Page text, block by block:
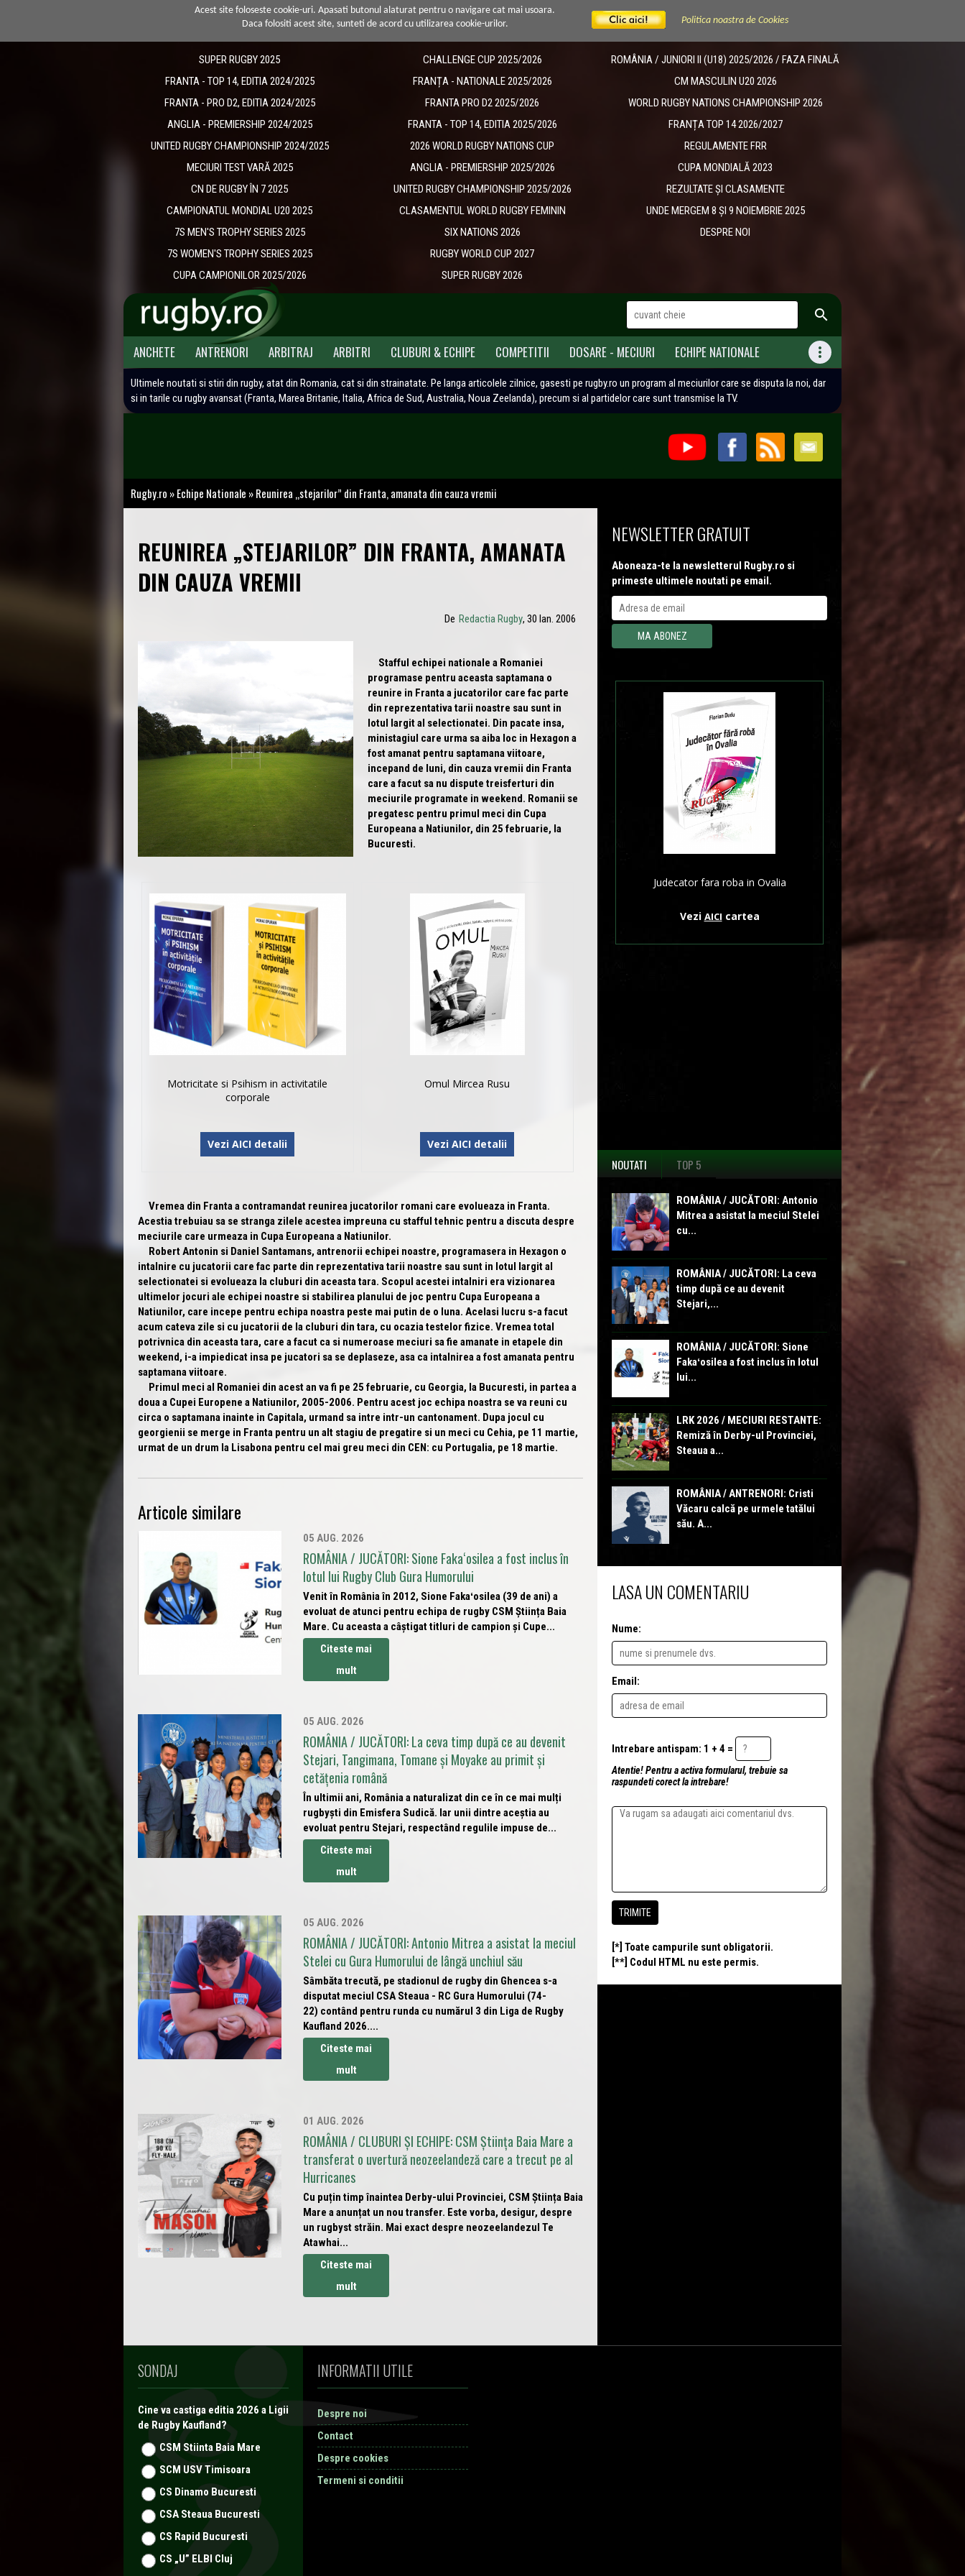
Politica noastra de Cookies
Acest site foloseste cookie-uri. Apasati butonul alaturat pentru o navigare cat mai usoara.
Daca folositi acest site, sunteti de acord cu utilizarea cookie-urilor.
SUPER RUGBY 2025
FRANTA - TOP 14, EDITIA 2024/2025
FRANTA - PRO D2, EDITIA 2024/2025
ANGLIA - PREMIERSHIP 2024/2025
UNITED RUGBY CHAMPIONSHIP 2024/2025
MECIURI TEST VARĂ 2025
CN DE RUGBY ÎN 7 2025
CAMPIONATUL MONDIAL U20 2025
7S MEN'S TROPHY SERIES 2025
7S WOMEN'S TROPHY SERIES 2025
CUPA CAMPIONILOR 2025/2026
CHALLENGE CUP 2025/2026
​FRANȚA - NATIONALE 2025/2026
FRANTA PRO D2 2025/2026
FRANTA - TOP 14, EDITIA 2025/2026
2026 WORLD RUGBY NATIONS CUP
ANGLIA - PREMIERSHIP 2025/2026
UNITED RUGBY CHAMPIONSHIP 2025/2026
CLASAMENTUL WORLD RUGBY FEMININ
SIX NATIONS 2026
RUGBY WORLD CUP 2027
SUPER RUGBY 2026
ROMÂNIA / JUNIORI II (U18) 2025/2026 / FAZA FINALĂ
CM MASCULIN U20 2026
WORLD RUGBY NATIONS CHAMPIONSHIP 2026
FRANȚA TOP 14 2026/2027
REGULAMENTE FRR
CUPA MONDIALĂ 2023
REZULTATE ȘI CLASAMENTE
UNDE MERGEM 8 ȘI 9 NOIEMBRIE 2025
DESPRE NOI

ANCHETE ANTRENORI ARBITRAJ ARBITRI CLUBURI & ECHIPE COMPETITII DOSARE - MECIURI ECHIPE NATIONALE 
Ultimele noutati si stiri din rugby, atat din Romania, cat si din strainatate. Pe langa articolele zilnice, gasesti pe rugby.ro un program al meciurilor care se disputa la noi, dar
si in tarile cu rugby avansat (Franta, Marea Britanie, Italia, Africa de Sud, Australia, Noua Zeelanda), precum si al partidelor care sunt transmise la TV.
Rugby.ro »Echipe Nationale »Reunirea „stejarilor” din Franta, amanata din cauza vremii
REUNIREA „STEJARILOR” DIN FRANTA, AMANATA
DIN CAUZA VREMII
De Redactia Rugby, 30 Ian. 2006
Stafful echipei nationale a Romaniei
programase pentru aceasta saptamana o
reunire in Franta a jucatorilor care fac parte
din reprezentativa tarii noastre sau sunt in
lotul largit al selectionatei. Din pacate insa,
ministagiul care urma sa aiba loc in Hexagon a
fost amanat pentru saptamana viitoare,
incepand de luni, din cauza vremii din Franta
care a facut sa nu dispute treisferturi din
meciurile programate in weekend. Romanii se
pregatesc pentru primul meci din Cupa
Europeana a Natiunilor, din 25 februarie, la
Bucuresti.
Motricitate si Psihism in activitatile
corporale
Vezi AICI detalii
Omul Mircea Rusu
Vezi AICI detalii
Vremea din Franta a contramandat reunirea jucatorilor romani care evolueaza in Franta.
Acestia trebuiau sa se stranga zilele acestea impreuna cu stafful tehnic pentru a discuta despre
meciurile care urmeaza in Cupa Europeana a Natiunilor.
Robert Antonin si Daniel Santamans, antrenorii echipei noastre, programasera in Hexagon o
intalnire cu jucatorii care fac parte din reprezentativa tarii noastre sau sunt in lotul largit al
selectionatei si evolueaza la cluburi din aceasta tara. Scopul acestei intalniri era vizionarea
ultimelor jocuri ale echipei noastre si stabilirea planului de joc pentru Cupa Europeana a
Natiunilor, care incepe pentru echipa noastra peste mai putin de o luna. Acelasi lucru s-a facut
acum cateva zile si cu jucatorii de la cluburi din tara, cu ocazia testelor fizice. Vremea total
potrivnica din aceasta tara, care a facut ca si numeroase meciuri sa fie amanate in etapele din
weekend, i-a impiedicat insa pe jucatori sa se deplaseze, asa ca intalnirea a fost amanata pentru
saptamana viitoare.
Primul meci al Romaniei din acest an va fi pe 25 februarie, cu Georgia, la Bucuresti, in partea a
doua a Cupei Europene a Natiunilor, 2005-2006. Pentru acest joc echipa noastra se va reuni cu
circa o saptamana inainte in Capitala, urmand sa intre intr-un cantonament. Dupa jocul cu
georgienii se merge in Franta pentru un alt stagiu de pregatire si un meci cu Cehia, pe 11 martie,
urmat de un drum la Lisabona pentru cel mai greu meci din CEN: cu Portugalia, pe 18 martie.
Articole similare
05 AUG. 2026
ROMÂNIA / JUCĂTORI: Sione Fakaʻosilea a fost inclus în
lotul lui Rugby Club Gura Humorului
Venit în România în 2012, Sione Fakaʻosilea (39 de ani) a
evoluat de atunci pentru echipa de rugby CSM Știința Baia
Mare. Cu aceasta a câștigat titluri de campion și Cupe...
Citeste mai
mult
05 AUG. 2026
ROMÂNIA / JUCĂTORI: La ceva timp după ce au devenit
Stejari, Tangimana, Tomane și Moyake au primit și
cetățenia română
În ultimii ani, România a naturalizat din ce în ce mai mulți
rugbyști din Emisfera Sudică. Iar unii dintre aceștia au
evoluat pentru Stejari, respectând regulile impuse de...
Citeste mai
mult
05 AUG. 2026
ROMÂNIA / JUCĂTORI: Antonio Mitrea a asistat la meciul
Stelei cu Gura Humorului de lângă unchiul său
Sâmbăta trecută, pe stadionul de rugby din Ghencea s-a
disputat meciul CSA Steaua - RC Gura Humorului (74-
22) contând pentru runda cu numărul 3 din Liga de Rugby
Kaufland 2026....
Citeste mai
mult
01 AUG. 2026
ROMÂNIA / CLUBURI ȘI ECHIPE: CSM Știința Baia Mare a
transferat o uvertură neozeelandeză care a trecut pe al
Hurricanes
Cu puțin timp înaintea Derby-ului Provinciei, CSM Știința Baia
Mare a anunțat un nou transfer. Este vorba, desigur, despre
un rugbyst străin. Mai exact despre neozeelandezul Te
Atawhai...
Citeste mai
mult
NEWSLETTER GRATUIT
Aboneaza-te la newsletterul Rugby.ro si
primeste ultimele noutati pe email.
Judecator fara roba in Ovalia
Vezi AICI cartea
NOUTATI TOP 5
ROMÂNIA / JUCĂTORI: Antonio
Mitrea a asistat la meciul Stelei
cu...
ROMÂNIA / JUCĂTORI: La ceva
timp după ce au devenit
Stejari,...
ROMÂNIA / JUCĂTORI: Sione
Fakaʻosilea a fost inclus în lotul
lui...
LRK 2026 / MECIURI RESTANTE:
Remiză în Derby-ul Provinciei,
Steaua a...
ROMÂNIA / ANTRENORI: Cristi
Văcaru calcă pe urmele tatălui
său. A...
LASA UN COMENTARIU
Nume:
Email:
Intrebare antispam: 1 + 4 =
Atentie! Pentru a activa formularul, trebuie sa
raspundeti corect la intrebare!
[*] Toate campurile sunt obligatorii.
[**] Codul HTML nu este permis.
SONDAJ
Cine va castiga editia 2026 a Ligii
de Rugby Kaufland?
CSM Stiinta Baia Mare
SCM USV Timisoara
CS Dinamo Bucuresti
CSA Steaua Bucuresti
CS Rapid Bucuresti
CS „U” ELBI Cluj
INFORMATII UTILE
Despre noi
Contact
Despre cookies
Termeni si conditii